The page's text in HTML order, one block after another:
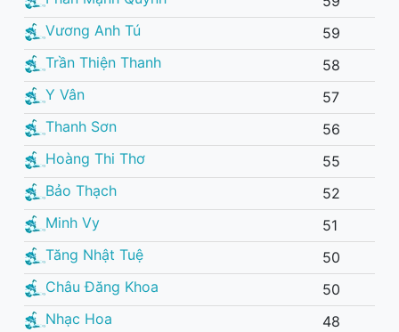
Vương Anh Tú
59
Trần Thiện Thanh
58
Y Vân
57
Thanh Sơn
56
Hoàng Thi Thơ
55
Bảo Thạch
52
Minh Vy
51
Tăng Nhật Tuệ
50
Châu Đăng Khoa
50
Nhạc Hoa
48